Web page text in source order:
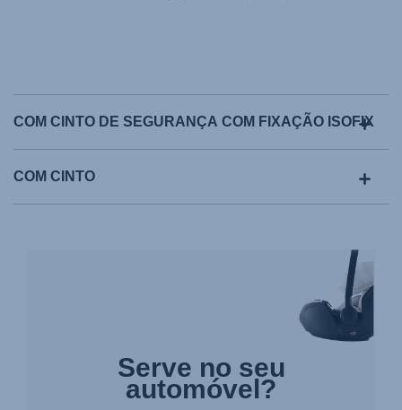
COM CINTO DE SEGURANÇA COM FIXAÇÃO ISOFIX
COM CINTO
Serve no seu
automóvel?